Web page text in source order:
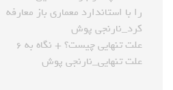
را با استاندارد معماری باز معارفه
کرد_نارنجی پوش
علت تنهایی چیست؟ + نگاه به ۶
علت تنهایی_نارنجی پوش